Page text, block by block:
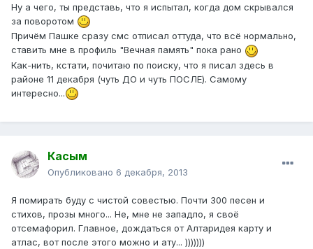
Ну а чего, ты представь, что я испытал, когда дом скрывался
за поворотом
Причём Пашке сразу смс отписал оттуда, что всё нормально,
ставить мне в профиль "Вечная память" пока рано
Как-нить, кстати, почитаю по поиску, что я писал здесь в
районе 11 декабря (чуть ДО и чуть ПОСЛЕ). Самому
интересно...
Касым
Опубликовано 6 декабря, 2013
Я помирать буду с чистой совестью. Почти 300 песен и
стихов, прозы много... Не, мне не западло, я своё
отсемафорил. Главное, дождаться от Алтаридея карту и
атлас, вот после этого можно и ату... )))))))